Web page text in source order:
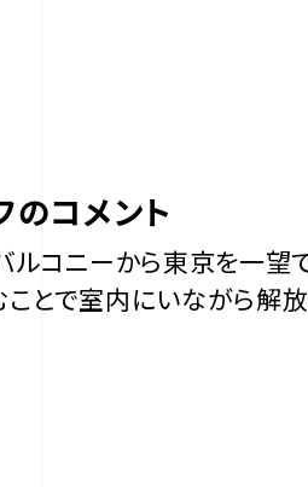
のコメント
コニーから東京を一望
とで室内にいながら解